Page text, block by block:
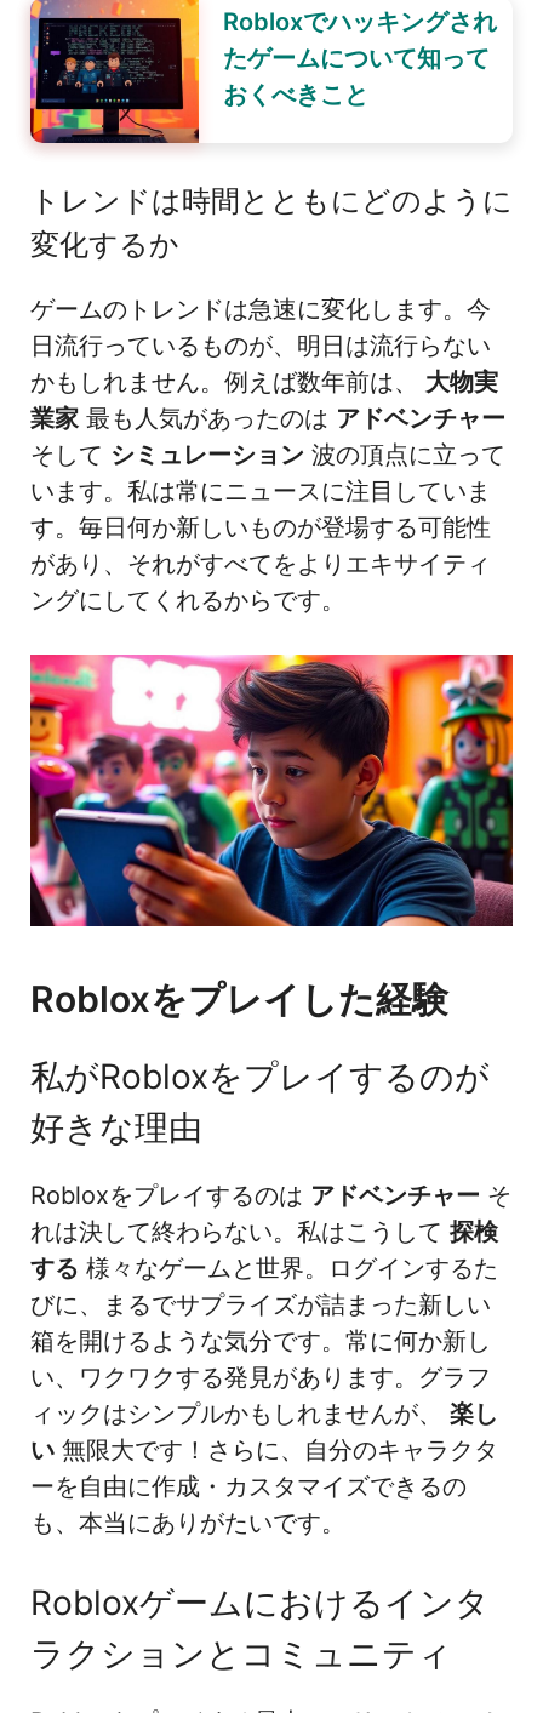
Robloxでハッキングされ
たゲームについて知って
おくべきこと
トレンドは時間とともにどのように
変化するか
ゲームのトレンドは急速に変化します。今
日流行っているものが、明日は流行らない
かもしれません。例えば数年前は、 大物実
業家 最も人気があったのは アドベンチャー
そして シミュレーション 波の頂点に立って
います。私は常にニュースに注目していま
す。毎日何か新しいものが登場する可能性
があり、それがすべてをよりエキサイティ
ングにしてくれるからです。
Robloxをプレイした経験
私がRobloxをプレイするのが
好きな理由
Robloxをプレイするのは アドベンチャー そ
れは決して終わらない。私はこうして 探検
する 様々なゲームと世界。ログインするた
びに、まるでサプライズが詰まった新しい
箱を開けるような気分です。常に何か新し
い、ワクワクする発見があります。グラフ
ィックはシンプルかもしれませんが、 楽し
い 無限大です！さらに、自分のキャラクタ
ーを自由に作成・カスタマイズできるの
も、本当にありがたいです。
Robloxゲームにおけるインタ
ラクションとコミュニティ